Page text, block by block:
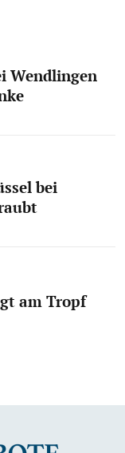
Wendlingen
bei
am Tropf